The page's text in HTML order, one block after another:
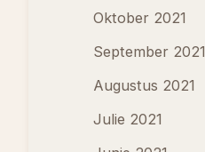
Oktober 2021
September 2021
Augustus 2021
Julie 2021